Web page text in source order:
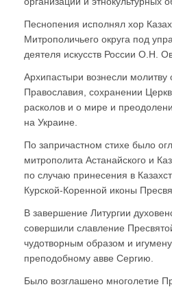
Песнопения исполнял хор
Митрополичьего округа под
деятеля искусств России О.Н.
Архипастыри вознесли молитву
Православия, сохранении
расколов и о мире и
на Украине.
По запричастном стихе было
митрополита Астанайского и
по случаю принесения в
Курской-Коренной иконы
В завершение Литургии
совершили славление
чудотворным образом и
преподобному авве Сергию.
Было возглашено многолетие